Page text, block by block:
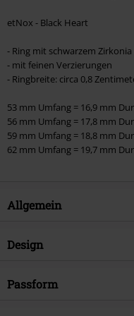
etNox - Black Heart
- Ring mit schwarzem
- mit feinen Verzierungen
- Ringbreite: circa 0,8
53 mm Umfang = 16,9 mm
56 mm Umfang = 17,8 mm
59 mm Umfang = 18,8 mm
62 mm Umfang = 19,7 mm
Allgemein
Artikelnummer:
Brand
Design
Produkt-Typ
Passform